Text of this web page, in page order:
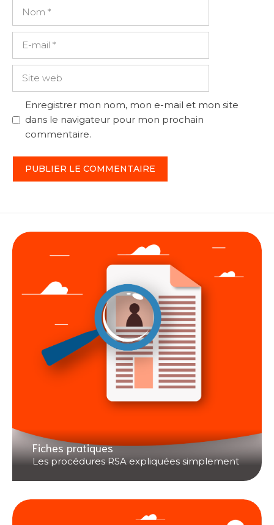
Enregistrer mon nom, mon e-mail et mon site
dans le navigateur pour mon prochain
commentaire.
Fiches pratiques
Les procédures RSA expliquées simplement